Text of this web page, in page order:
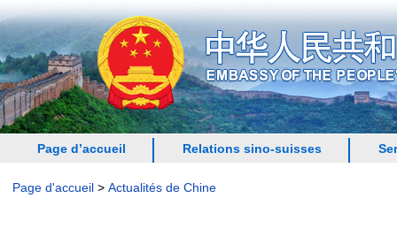
Page d’accueil Relations sino-suisses
Page d'accueil > Actualités de Chine